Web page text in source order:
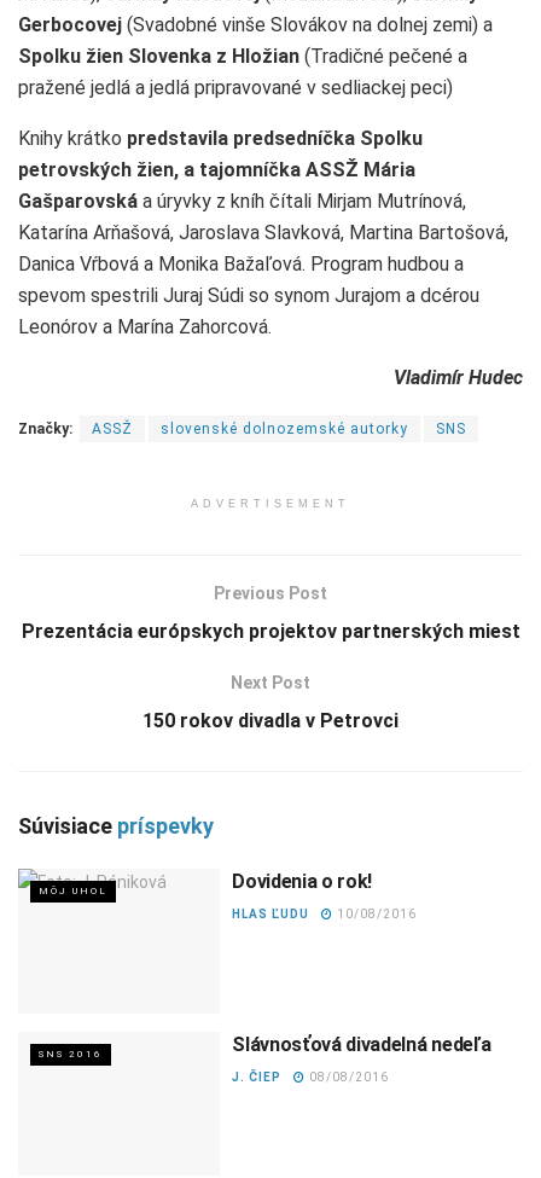
Gerbocovej (Svadobné vinše Slovákov na dolnej zemi) a
Spolku žien Slovenka z Hložian (Tradičné pečené a
pražené jedlá a jedlá pripravované v sedliackej peci)
Knihy krátko predstavila predsedníčka Spolku
petrovských žien, a tajomníčka ASSŽ Mária
Gašparovská a úryvky z kníh čítali Mirjam Mutrínová,
Katarína Arňašová, Jaroslava Slavková, Martina Bartošová,
Danica Vŕbová a Monika Bažaľová. Program hudbou a
spevom spestrili Juraj Súdi so synom Jurajom a dcérou
Leonórov a Marína Zahorcová.
Vladimír Hudec
Značky: ASSŽ slovenské dolnozemské autorky SNS
ADVERTISEMENT
Previous Post
Prezentácia európskych projektov partnerských miest
Next Post
150 rokov divadla v Petrovci
Súvisiace príspevky
MÔJ UHOL Dovidenia o rok!
HLAS ĽUDU 10/08/2016
SNS 2016 Slávnosťová divadelná nedeľa
J. ČIEP 08/08/2016